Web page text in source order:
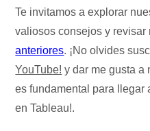
Te invitamos a explorar
valiosos consejos y
anteriores. ¡No olvides
YouTube! y dar me gusta a
es fundamental para llegar
en Tableau!.